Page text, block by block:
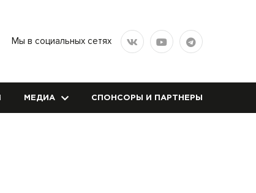
Мы в социальных сетях
МЕДИА СПОНСОРЫ И ПАРТНЕРЫ